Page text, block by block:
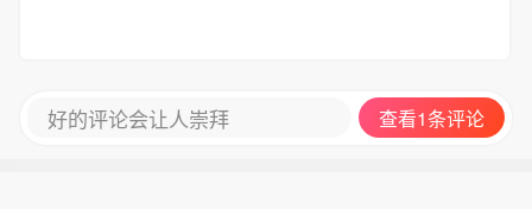
好的评论会让人崇拜 查看1条评论